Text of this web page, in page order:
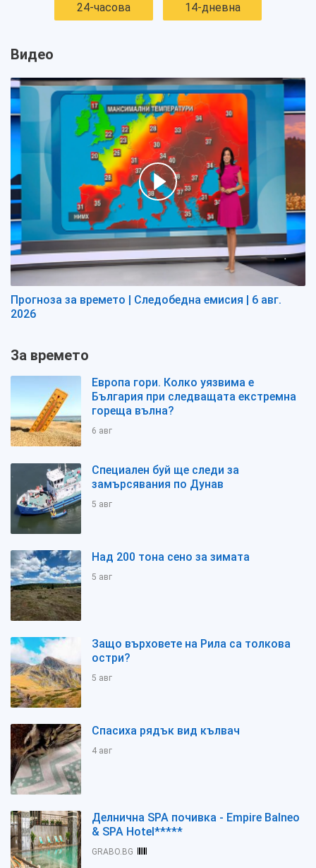
24-часова 14-дневна
Видео
Прогноза за времето | Следобедна емисия | 6 авг.
2026
За времето
Европа гори. Колко уязвима е
България при следващата екстремна
гореща вълна?
6 авг
Специален буй ще следи за
замърсявания по Дунав
5 авг
Над 200 тона сено за зимата
5 авг
Защо върховете на Рила са толкова
остри?
5 авг
Спасиха рядък вид кълвач
4 авг
Делнична SPA почивка - Empire Balneo
& SPA Hotel*****
GRABO.BG